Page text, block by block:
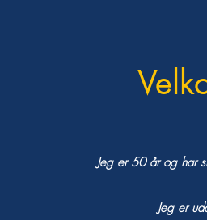
Jeg er 50 år og har
Jeg er